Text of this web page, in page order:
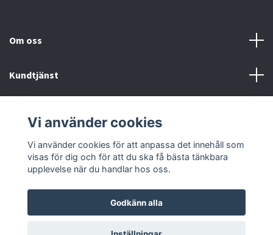
Om oss
Kundtjänst
Sociala medier
© 2026 Onstyle
Vi använder cookies
Vi använder cookies för att anpassa det innehåll som
visas för dig och för att du ska få bästa tänkbara
upplevelse när du handlar hos oss.
Godkänn alla